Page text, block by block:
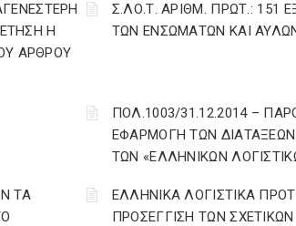
Η
ΑΡΘΡΟΥ
Σ.ΛΟ.Τ. ΑΡΙΘΜ. ΠΡΩΤ.: 151
ΤΩΝ ΕΝΣΩΜΑΤΩΝ ΚΑΙ
ΠΟΛ.1003/31.12.2014 –
ΕΦΑΡΜΟΓΗ ΤΩΝ ΔΙΑΤΑΞΕΩΝ
ΤΩΝ «ΕΛΛΗΝΙΚΩΝ
ΤΑ
ΕΛΛΗΝΙΚΑ ΛΟΓΙΣΤΙΚΑ
ΠΡΟΣΕΓΓΙΣΗ ΤΩΝ